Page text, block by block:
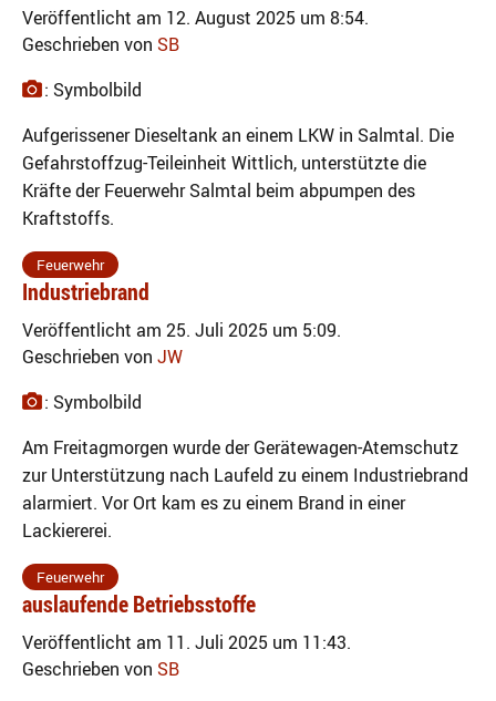
Veröffentlicht am 12. August 2025 um 8:54.
Geschrieben von SB
: Symbolbild
Aufgerissener Dieseltank an einem LKW in Salmtal. Die
Gefahrstoffzug-Teileinheit Wittlich, unterstützte die
Kräfte der Feuerwehr Salmtal beim abpumpen des
Kraftstoffs.
Feuerwehr
Industriebrand
Veröffentlicht am 25. Juli 2025 um 5:09.
Geschrieben von JW
: Symbolbild
Am Freitagmorgen wurde der Gerätewagen-Atemschutz
zur Unterstützung nach Laufeld zu einem Industriebrand
alarmiert. Vor Ort kam es zu einem Brand in einer
Lackiererei.
Feuerwehr
auslaufende Betriebsstoffe
Veröffentlicht am 11. Juli 2025 um 11:43.
Geschrieben von SB